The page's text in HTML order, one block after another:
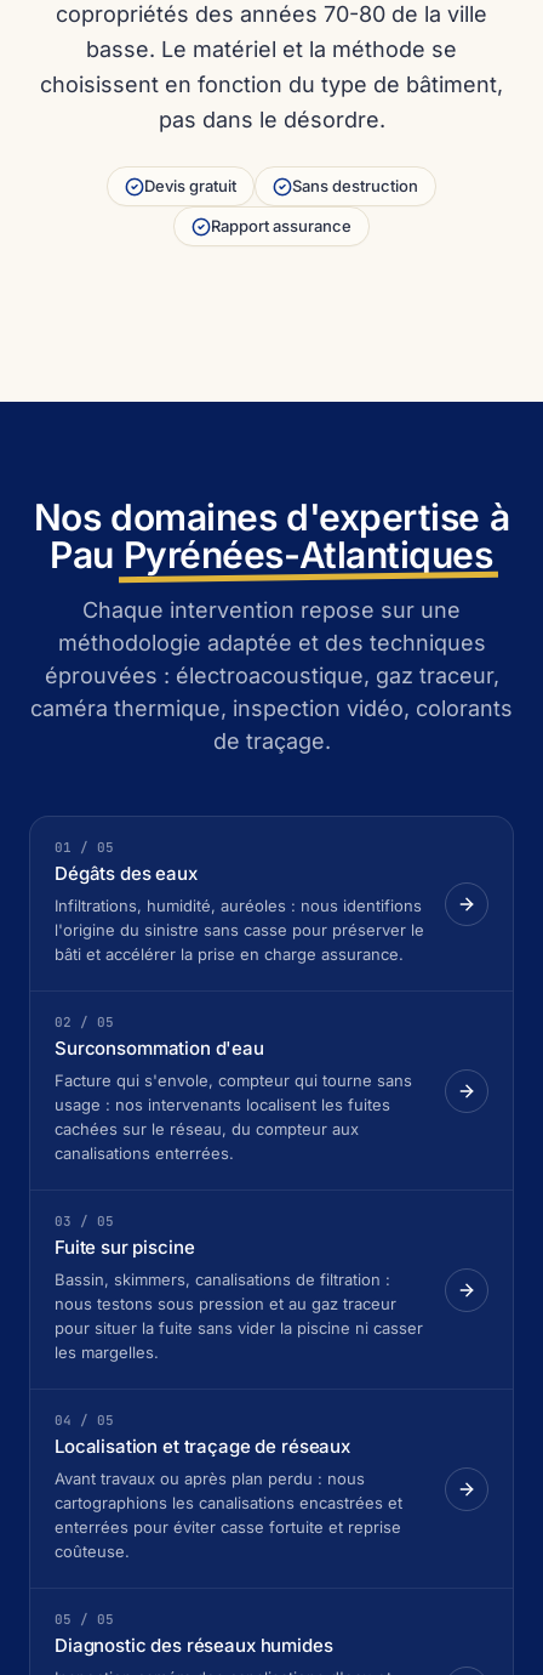
copropriétés des années 70-80 de la ville
basse. Le matériel et la méthode se
choisissent en fonction du type de bâtiment,
pas dans le désordre.
Devis gratuit Sans destruction
Rapport assurance
Mickael Tuffreau
07 72 41 84 08
Léni Martinez
06 98 78 09 87
Nos domaines d'expertise à
Pau Pyrénées-Atlantiques
Chaque intervention repose sur une
méthodologie adaptée et des techniques
éprouvées : électroacoustique, gaz traceur,
caméra thermique, inspection vidéo, colorants
de traçage.
01 / 05
Dégâts des eaux
Infiltrations, humidité, auréoles : nous identifions
l'origine du sinistre sans casse pour préserver le
bâti et accélérer la prise en charge assurance.
02 / 05
Surconsommation d'eau
Facture qui s'envole, compteur qui tourne sans
usage : nos intervenants localisent les fuites
cachées sur le réseau, du compteur aux
canalisations enterrées.
03 / 05
Fuite sur piscine
Bassin, skimmers, canalisations de filtration :
nous testons sous pression et au gaz traceur
pour situer la fuite sans vider la piscine ni casser
les margelles.
04 / 05
Localisation et traçage de réseaux
Avant travaux ou après plan perdu : nous
cartographions les canalisations encastrées et
enterrées pour éviter casse fortuite et reprise
coûteuse.
05 / 05
Diagnostic des réseaux humides